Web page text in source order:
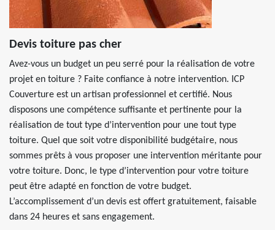
Devis toiture pas cher
Avez-vous un budget un peu serré pour la réalisation de votre
projet en toiture ? Faite confiance à notre intervention. ICP
Couverture est un artisan professionnel et certifié. Nous
disposons une compétence suffisante et pertinente pour la
réalisation de tout type d’intervention pour une tout type
toiture. Quel que soit votre disponibilité budgétaire, nous
sommes prêts à vous proposer une intervention méritante pour
votre toiture. Donc, le type d’intervention pour votre toiture
peut être adapté en fonction de votre budget.
L’accomplissement d’un devis est offert gratuitement, faisable
dans 24 heures et sans engagement.